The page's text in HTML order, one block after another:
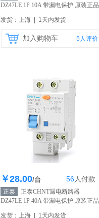
DZ47LE 1P 10A 带漏电保护 原装正品
发货：上海 | 1天内发货
加入购物车 5人评价
库存358个
￥28.00/台 56人付款
正泰
正泰CHNT漏电断路器
DZ47LE 1P 40A 带漏电保护 原装正品
发货：上海 | 1天内发货